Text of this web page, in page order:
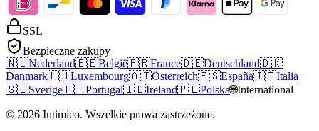
SSL
Bezpieczne zakupy
🇳🇱Nederland🇧🇪België🇫🇷France🇩🇪Deutschland🇩🇰
Danmark🇱🇺Luxembourg🇦🇹Österreich🇪🇸España🇮🇹Italia
🇸🇪Sverige🇵🇹Portugal🇮🇪Ireland🇵🇱Polska🌐International
© 2026 Intimico. Wszelkie prawa zastrzeżone.